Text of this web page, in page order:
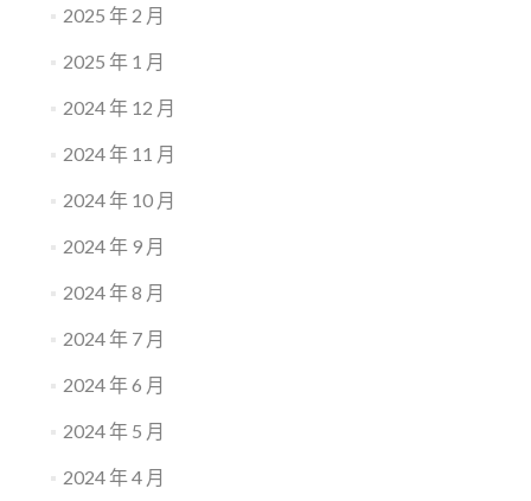
2025 年 2 月
2025 年 1 月
2024 年 12 月
2024 年 11 月
2024 年 10 月
2024 年 9 月
2024 年 8 月
2024 年 7 月
2024 年 6 月
2024 年 5 月
2024 年 4 月